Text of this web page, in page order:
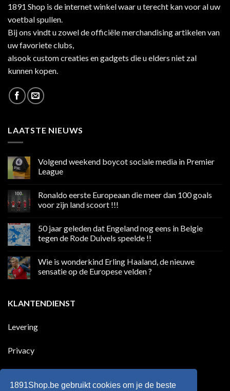
1891 Shop is de internet winkel waar u terecht kan voor al uw
voetbal spullen.
Bij ons vindt u zowel de officiële merchandising artikelen van
uw favoriete clubs,
alsook custom creaties en gadgets die u elders niet zal
kunnen kopen.
LAATSTE NIEUWS
Volgend weekend boycot sociale media in Premier
League
op
weekend
media
in
Premier
Ronaldo eerste Europeaan die meer dan 100 goals
voor zijn land scoort !!!
op
Ronaldo
eerste
meer
100
land
scoort
50 jaar geleden dat Engeland nog eens in Belgie
tegen de Rode Duivels speelde !!
op
jaar
nog
eens
tegen
Wie is wonderkind Erling Haaland, de nieuwe
sensatie op de Europese velden ?
Wie
is
Haaland,
Europese
KLANTENDIENST
Levering
Privacy
1891Shop.be gebruikt cookies om je de beste